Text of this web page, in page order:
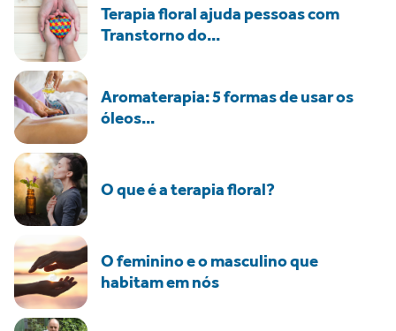
Terapia floral ajuda pessoas com
Transtorno do...
Aromaterapia: 5 formas de usar os
óleos...
O que é a terapia floral?
O feminino e o masculino que
habitam em nós